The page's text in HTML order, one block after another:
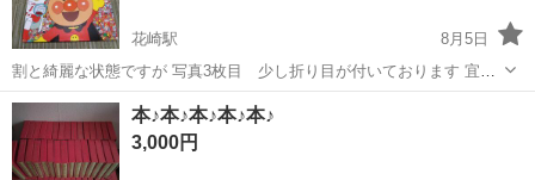
花崎駅
8月5日
割と綺麗な状態ですが 写真3枚目 少し折り目が付いております 宜し
くお願い致します
埼玉 加須市 花崎駅 絵本
本♪本♪本♪本♪本♪
3,000円